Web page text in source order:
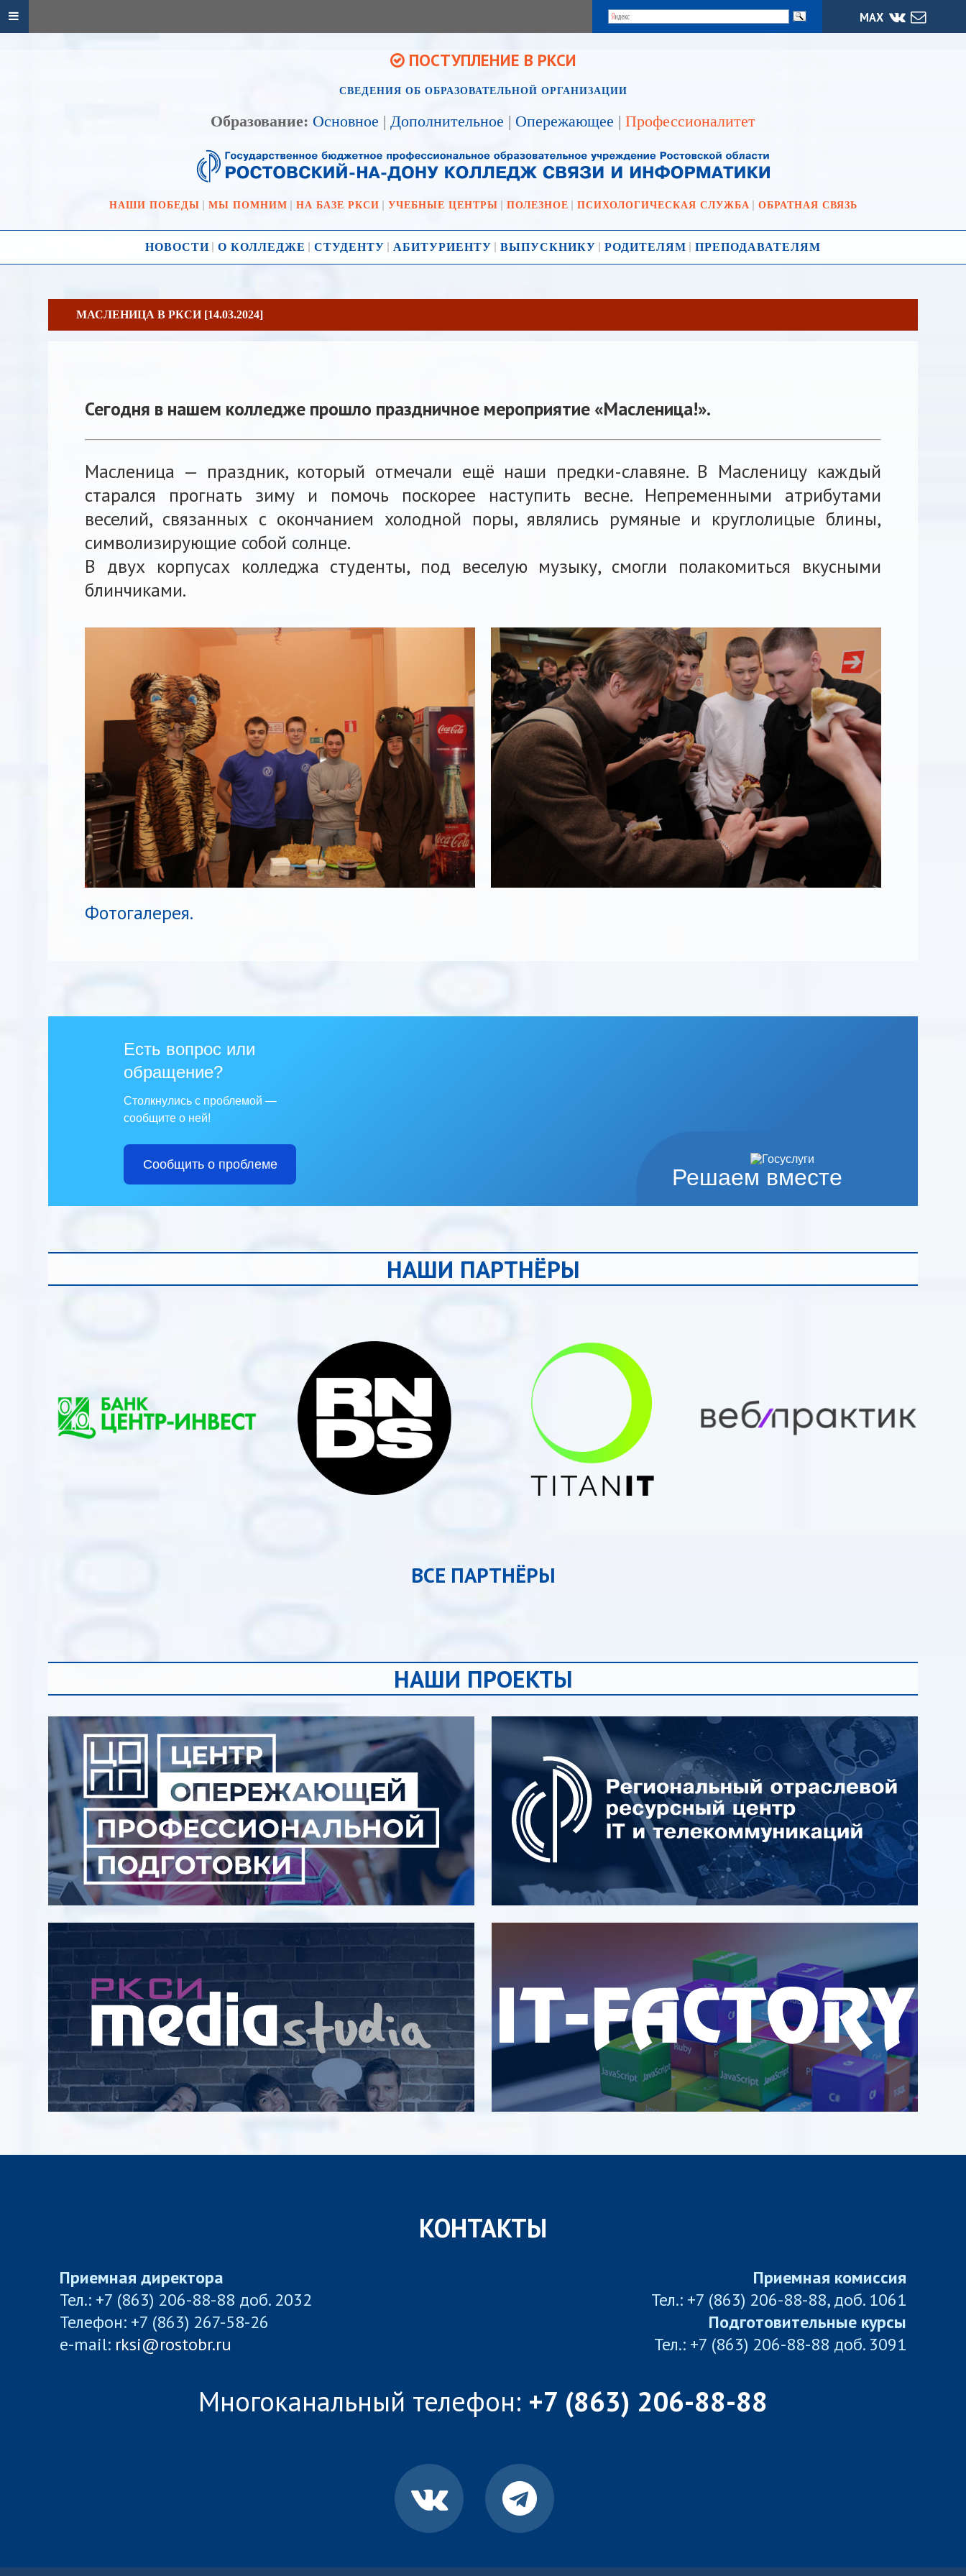
МАХ
ПОСТУПЛЕНИЕ В РКСИ
СВЕДЕНИЯ ОБ ОБРАЗОВАТЕЛЬНОЙ ОРГАНИЗАЦИИ
Образование: Основное | Дополнительное | Опережающее | Профессионалитет
НАШИ ПОБЕДЫ МЫ ПОМНИМ НА БАЗЕ РКСИ УЧЕБНЫЕ ЦЕНТРЫ ПОЛЕЗНОЕ ПСИХОЛОГИЧЕСКАЯ СЛУЖБА ОБРАТНАЯ СВЯЗЬ
НОВОСТИ О КОЛЛЕДЖЕ СТУДЕНТУ АБИТУРИЕНТУ ВЫПУСКНИКУ РОДИТЕЛЯМ ПРЕПОДАВАТЕЛЯМ
МАСЛЕНИЦА В РКСИ [14.03.2024]
Сегодня в нашем колледже прошло праздничное мероприятие «Масленица!».
Масленица — праздник, который отмечали ещё наши предки-славяне. В Масленицу каждый
старался прогнать зиму и помочь поскорее наступить весне. Непременными атрибутами
веселий, связанных с окончанием холодной поры, являлись румяные и круглолицые блины,
символизирующие собой солнце.
В двух корпусах колледжа студенты, под веселую музыку, смогли полакомиться вкусными
блинчиками.
Фотогалерея.
Решаем вместе
Есть вопрос или
обращение?
Столкнулись с проблемой —
сообщите о ней!
Сообщить о проблеме
НАШИ ПАРТНЁРЫ
ВСЕ ПАРТНЁРЫ
НАШИ ПРОЕКТЫ
КОНТАКТЫ
Приемная директора
Тел.: +7 (863) 206-88-88 доб. 2032
Телефон: +7 (863) 267-58-26
e-mail: rksi@rostobr.ru
Приемная комиссия
Тел.: +7 (863) 206-88-88, доб. 1061
Подготовительные курсы
Тел.: +7 (863) 206-88-88 доб. 3091
Многоканальный телефон: +7 (863) 206-88-88